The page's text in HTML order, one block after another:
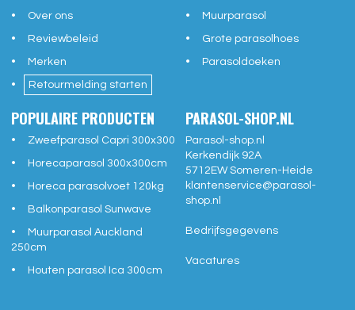
Over ons
Reviewbeleid
Merken
Retourmelding starten
Muurparasol
Grote parasolhoes
Parasoldoeken
POPULAIRE PRODUCTEN
Zweefparasol Capri 300x300
Horecaparasol 300x300cm
Horeca parasolvoet 120kg
Balkonparasol Sunwave
Muurparasol Auckland
250cm
Houten parasol Ica 300cm
PARASOL-SHOP.NL
Parasol-shop.nl
Kerkendijk 92A
5712EW Someren-Heide
klantenservice@parasol-
shop.nl
Bedrijfsgegevens
Vacatures